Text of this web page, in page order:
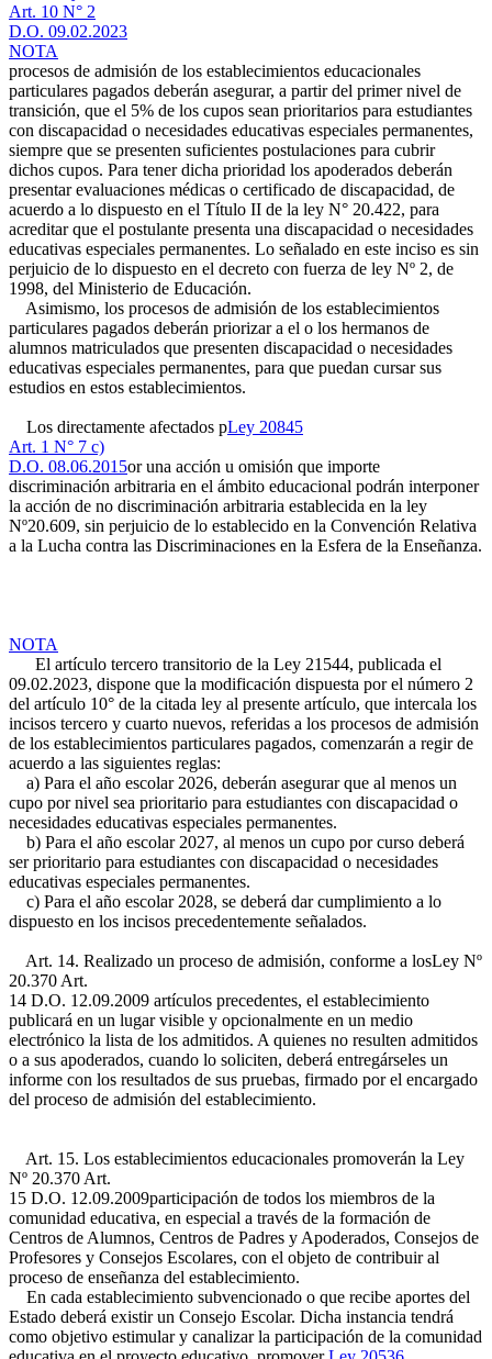
Art. 10 N° 2
D.O. 09.02.2023
NOTA
procesos de admisión de los establecimientos educacionales
particulares pagados deberán asegurar, a partir del primer nivel de
transición, que el 5% de los cupos sean prioritarios para estudiantes
con discapacidad o necesidades educativas especiales permanentes,
siempre que se presenten suficientes postulaciones para cubrir
dichos cupos. Para tener dicha prioridad los apoderados deberán
presentar evaluaciones médicas o certificado de discapacidad, de
acuerdo a lo dispuesto en el Título II de la ley N° 20.422, para
acreditar que el postulante presenta una discapacidad o necesidades
educativas especiales permanentes. Lo señalado en este inciso es sin
perjuicio de lo dispuesto en el decreto con fuerza de ley Nº 2, de
1998, del Ministerio de Educación.
Asimismo, los procesos de admisión de los establecimientos
particulares pagados deberán priorizar a el o los hermanos de
alumnos matriculados que presenten discapacidad o necesidades
educativas especiales permanentes, para que puedan cursar sus
estudios en estos establecimientos.
Los directamente afectados pLey 20845
Art. 1 N° 7 c)
D.O. 08.06.2015or una acción u omisión que importe
discriminación arbitraria en el ámbito educacional podrán interponer
la acción de no discriminación arbitraria establecida en la ley
Nº20.609, sin perjuicio de lo establecido en la Convención Relativa
a la Lucha contra las Discriminaciones en la Esfera de la Enseñanza.
NOTA
El artículo tercero transitorio de la Ley 21544, publicada el
09.02.2023, dispone que la modificación dispuesta por el número 2
del artículo 10° de la citada ley al presente artículo, que intercala los
incisos tercero y cuarto nuevos, referidas a los procesos de admisión
de los establecimientos particulares pagados, comenzarán a regir de
acuerdo a las siguientes reglas:
a) Para el año escolar 2026, deberán asegurar que al menos un
cupo por nivel sea prioritario para estudiantes con discapacidad o
necesidades educativas especiales permanentes.
b) Para el año escolar 2027, al menos un cupo por curso deberá
ser prioritario para estudiantes con discapacidad o necesidades
educativas especiales permanentes.
c) Para el año escolar 2028, se deberá dar cumplimiento a lo
dispuesto en los incisos precedentemente señalados.
Art. 14. Realizado un proceso de admisión, conforme a losLey Nº
20.370 Art.
14 D.O. 12.09.2009 artículos precedentes, el establecimiento
publicará en un lugar visible y opcionalmente en un medio
electrónico la lista de los admitidos. A quienes no resulten admitidos
o a sus apoderados, cuando lo soliciten, deberá entregárseles un
informe con los resultados de sus pruebas, firmado por el encargado
del proceso de admisión del establecimiento.
Art. 15. Los establecimientos educacionales promoverán la Ley
Nº 20.370 Art.
15 D.O. 12.09.2009participación de todos los miembros de la
comunidad educativa, en especial a través de la formación de
Centros de Alumnos, Centros de Padres y Apoderados, Consejos de
Profesores y Consejos Escolares, con el objeto de contribuir al
proceso de enseñanza del establecimiento.
En cada establecimiento subvencionado o que recibe aportes del
Estado deberá existir un Consejo Escolar. Dicha instancia tendrá
como objetivo estimular y canalizar la participación de la comunidad